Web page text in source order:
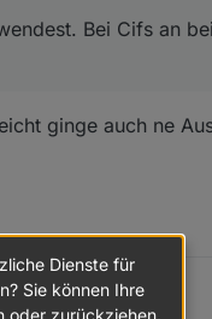
Bei Cifs an
ginge auch ne
Dienste für
Sie können Ihre
oder zurückziehen.